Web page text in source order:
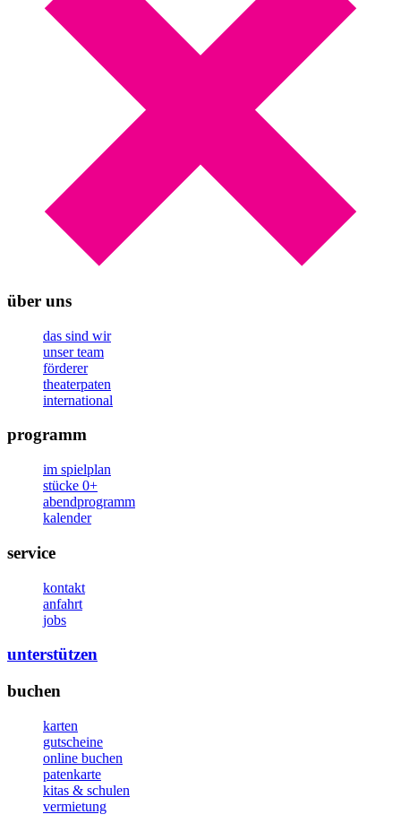
über uns
das sind wir
unser team
förderer
theaterpaten
international
programm
im spielplan
stücke 0+
abendprogramm
kalender
service
kontakt
anfahrt
jobs
unterstützen
buchen
karten
gutscheine
online buchen
patenkarte
kitas & schulen
vermietung